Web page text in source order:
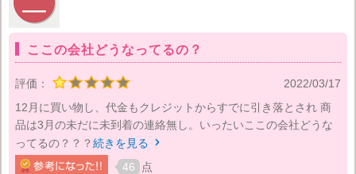
ここの会社どうなってるの？
評価：
2022/03/17
12月に買い物し、代金もクレジットからすでに引き落とされ 商
品は3月の未だに未到着の連絡無し。いったいここの会社どうな
ってるの？？？続きを見る 
46 点